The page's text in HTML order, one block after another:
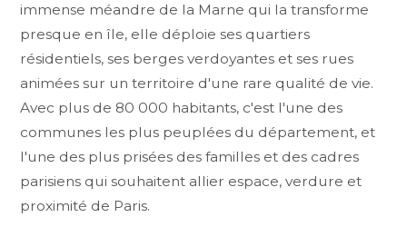
immense méandre de la Marne qui la transforme
presque en île, elle déploie ses quartiers
résidentiels, ses berges verdoyantes et ses rues
animées sur un territoire d'une rare qualité de vie.
Avec plus de 80 000 habitants, c'est l'une des
communes les plus peuplées du département, et
l'une des plus prisées des familles et des cadres
parisiens qui souhaitent allier espace, verdure et
proximité de Paris.